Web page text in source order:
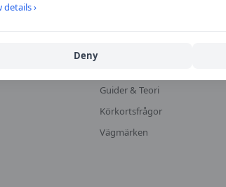
Guider & Teori
Körkortsfrågor
Vägmärken
details ›
Deny